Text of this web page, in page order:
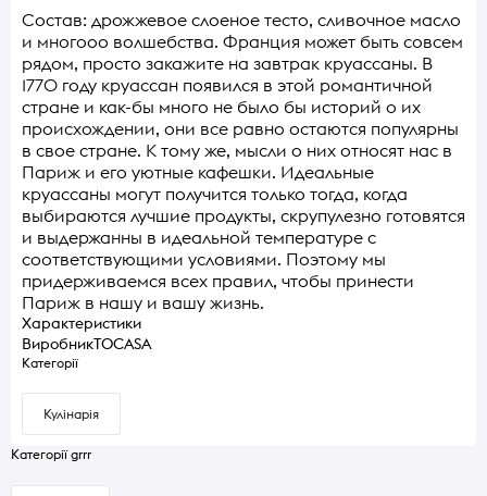
Состав: дрожжевое слоеное тесто, сливочное масло
и многооо волшебства. Франция может быть совсем
рядом, просто закажите на завтрак круассаны. В
1770 году круассан появился в этой романтичной
стране и как-бы много не было бы историй о их
происхождении, они все равно остаются популярны
в свое стране. К тому же, мысли о них относят нас в
Париж и его уютные кафешки. Идеальные
круассаны могут получится только тогда, когда
выбираются лучшие продукты, скрупулезно готовятся
и выдержанны в идеальной температуре с
соответствующими условиями. Поэтому мы
придерживаемся всех правил, чтобы принести
Париж в нашу и вашу жизнь.
Характеристики
ВиробникTOCASA
Категорії
Кулінарія
Категорії grrr